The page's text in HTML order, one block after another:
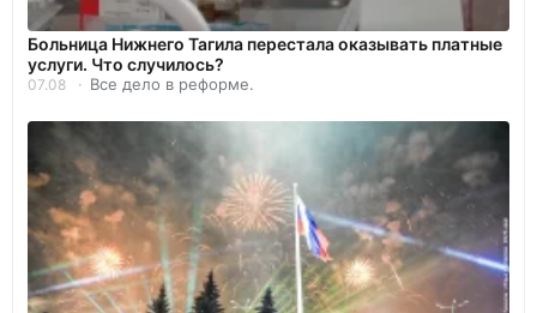
Больница Нижнего Тагила перестала оказывать платные
услуги. Что случилось?
07.08 Все дело в реформе.